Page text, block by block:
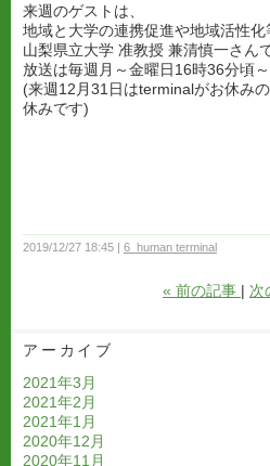
来週のゲストは、
地域と大学の連携促進や地域活性
山梨県立大学 准教授 兼清慎一さんで
放送は毎週月～金曜日16時36分頃
(来週12月31日はterminalがお休み
休みです)
2019/12/27 18:45 6_human terminal
« 前の記事 次
アーカイブ
2021年3月
2021年2月
2021年1月
2020年12月
2020年11月